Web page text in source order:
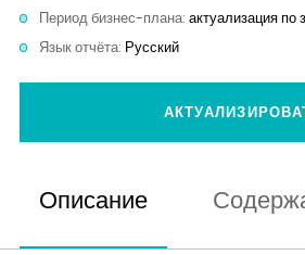
Период бизнес-плана: актуализация по
Язык отчёта: Русский
Описание